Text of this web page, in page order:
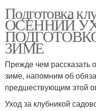
Подготовка
ОСЕННИЙ
ЗИМЕ
Прежде чем рассказать
зиме, напомним об
предшествующим этой
Уход за клубникой